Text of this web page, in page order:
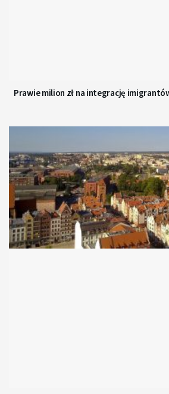
Prawie milion zł na integrację